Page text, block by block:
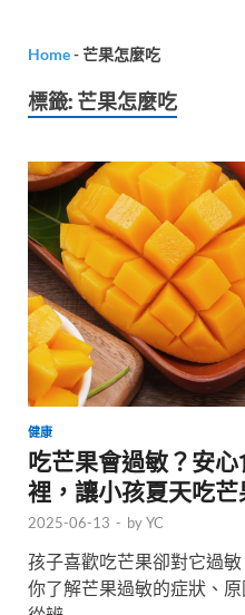
Home-芒果怎麼吃
標籤: 芒果怎麼吃
健康
吃芒果會過敏？安
裡，讓小孩夏天吃芒
2025-06-13 - byYC
孩子喜歡吃芒果卻對它過
你了解芒果過敏的症狀、